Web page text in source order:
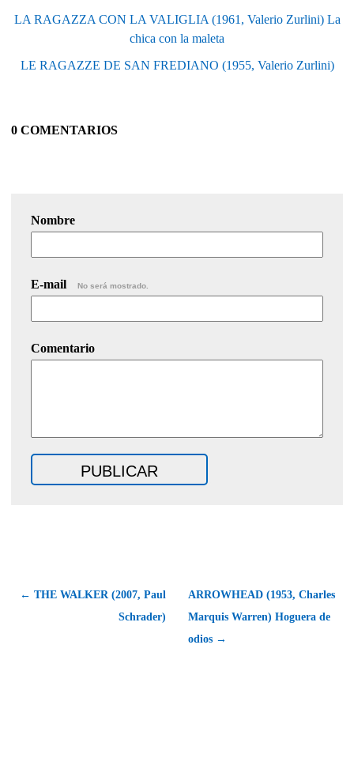
LA RAGAZZA CON LA VALIGLIA (1961, Valerio Zurlini) La
chica con la maleta
LE RAGAZZE DE SAN FREDIANO (1955, Valerio Zurlini)
0 COMENTARIOS
Nombre
E-mail No será mostrado.
Comentario
← THE WALKER (2007, Paul
Schrader)
ARROWHEAD (1953, Charles
Marquis Warren) Hoguera de
odios →